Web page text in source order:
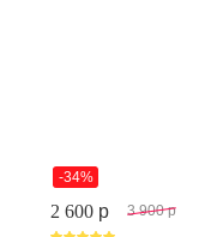
-34%
2 600 p 3 900 p